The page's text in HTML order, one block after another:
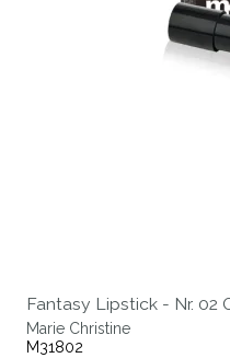
Fantasy Lipstick - Nr. 02
Marie Christine
M31802